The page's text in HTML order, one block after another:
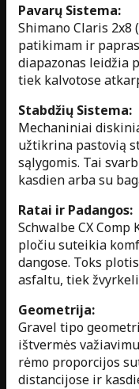
Pavarų Sistema:
Shimano Claris 2x8
patikimam ir
diapazonas leidžia
tiek kalvotose
Stabdžių Sistema:
Mechaniniai
užtikrina pastovią
sąlygomis. Tai
kasdien arba su
Ratai ir Padangos:
Schwalbe CX Comp
pločiu suteikia
dangose. Toks
asfaltu, tiek
Geometrija:
Gravel tipo
ištvermės
rėmo proporcijos
distancijose ir